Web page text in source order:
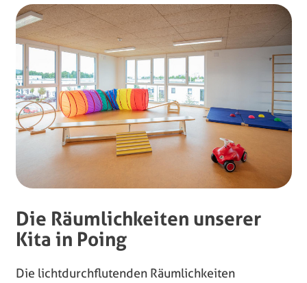
Die Räumlichkeiten unserer
Kita in Poing
Die lichtdurchflutenden Räumlichkeiten